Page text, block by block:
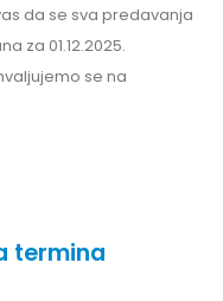
da se sva predavanja
za 01.12.2025.
se na
termina